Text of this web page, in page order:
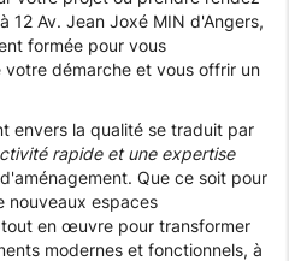
12 Av. Jean Joxé MIN d'Angers,
formée pour vous
démarche et vous offrir un
envers la qualité se traduit par
rapide et une expertise
Que ce soit pour
nouveaux espaces
en œuvre pour transformer
modernes et fonctionnels, à